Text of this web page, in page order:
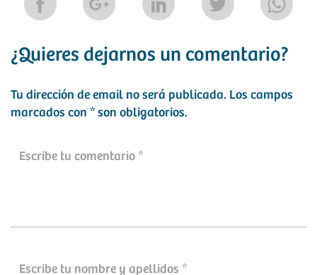
¿Quieres dejarnos un comentario?
Tu dirección de email no será publicada. Los campos
marcados con * son obligatorios.